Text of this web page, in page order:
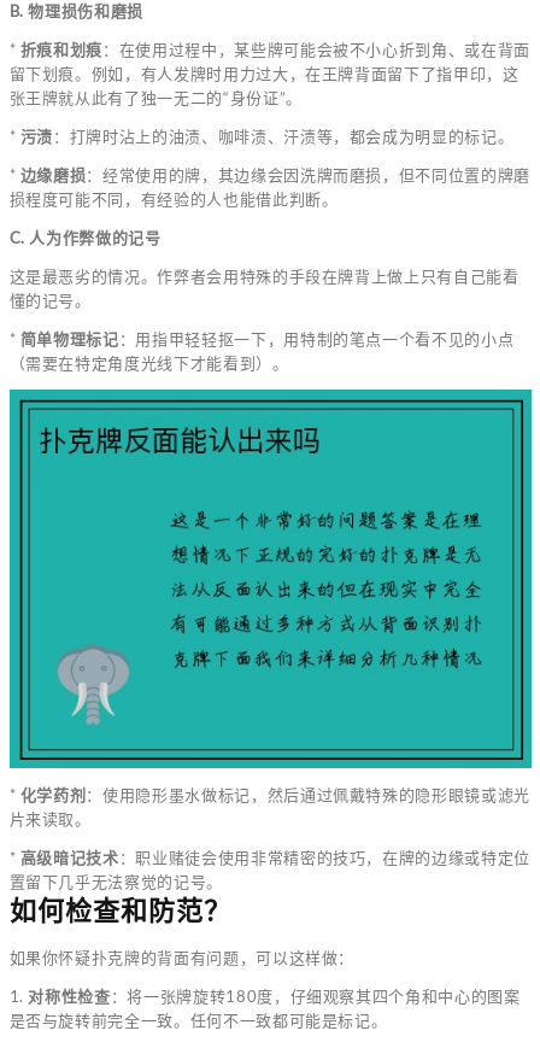
B. 物理损伤和磨损
* 折痕和划痕：在使用过程中，某些牌可能会被不小心折到角、或在背面
留下划痕。例如，有人发牌时用力过大，在王牌背面留下了指甲印，这
张王牌就从此有了独一无二的“身份证”。
* 污渍：打牌时沾上的油渍、咖啡渍、汗渍等，都会成为明显的标记。
* 边缘磨损：经常使用的牌，其边缘会因洗牌而磨损，但不同位置的牌磨
损程度可能不同，有经验的人也能借此判断。
C. 人为作弊做的记号
这是最恶劣的情况。作弊者会用特殊的手段在牌背上做上只有自己能看
懂的记号。
* 简单物理标记：用指甲轻轻抠一下，用特制的笔点一个看不见的小点
（需要在特定角度光线下才能看到）。
* 化学药剂 ：使用隐形墨水做标记，然后通过佩戴特殊的隐形眼镜或滤光
片来读取。
* 高级暗记技术：职业赌徒会使用非常精密的技巧，在牌的边缘或特定位
置留下几乎无法察觉的记号。
如何检查和防范？
如果你怀疑扑克牌的背面有问题，可以这样做：
1. 对称性检查：将一张牌旋转180度，仔细观察其四个角和中心的图案
是否与旋转前完全一致。任何不一致都可能是标记。